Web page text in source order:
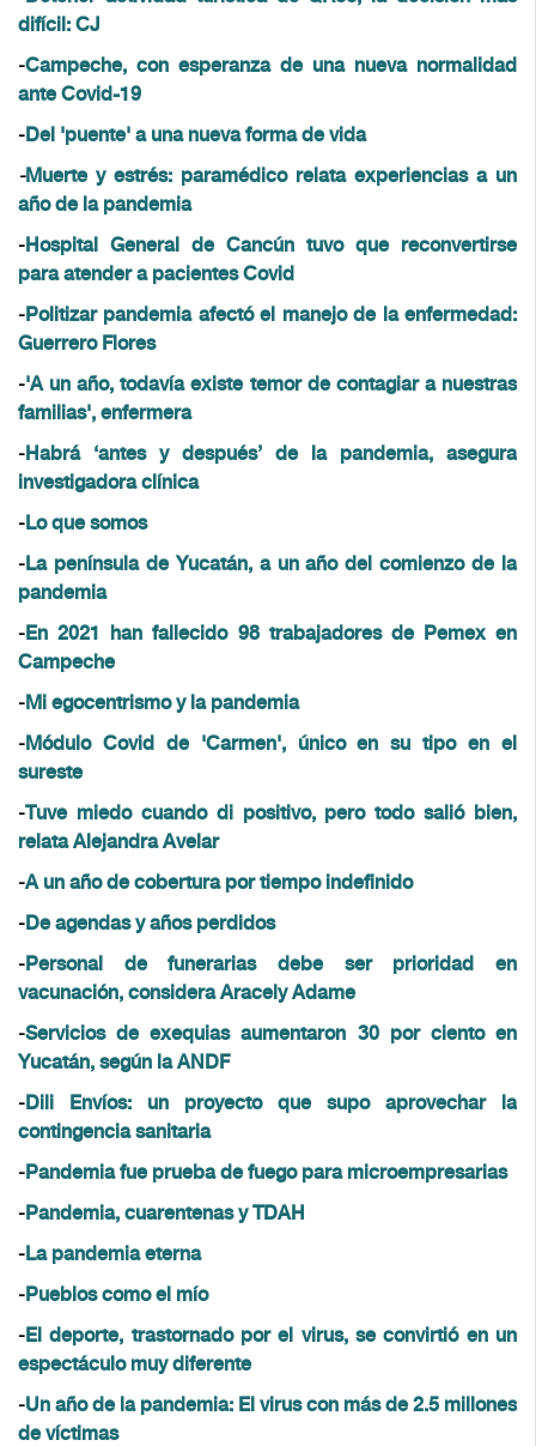
difícil: CJ
-Campeche, con esperanza de una nueva normalidad
ante Covid-19
-Del 'puente' a una nueva forma de vida
-Muerte y estrés: paramédico relata experiencias a un
año de la pandemia
-Hospital General de Cancún tuvo que reconvertirse
para atender a pacientes Covid
-Politizar pandemia afectó el manejo de la enfermedad:
Guerrero Flores
-'A un año, todavía existe temor de contagiar a nuestras
familias', enfermera
-Habrá ‘antes y después’ de la pandemia, asegura
investigadora clínica
-Lo que somos
-La península de Yucatán, a un año del comienzo de la
pandemia
-En 2021 han fallecido 98 trabajadores de Pemex en
Campeche
-Mi egocentrismo y la pandemia
-Módulo Covid de 'Carmen', único en su tipo en el
sureste
-Tuve miedo cuando di positivo, pero todo salió bien,
relata Alejandra Avelar
-A un año de cobertura por tiempo indefinido
-De agendas y años perdidos
-Personal de funerarias debe ser prioridad en
vacunación, considera Aracely Adame
-Servicios de exequias aumentaron 30 por ciento en
Yucatán, según la ANDF
-Dili Envíos: un proyecto que supo aprovechar la
contingencia sanitaria
-Pandemia fue prueba de fuego para microempresarias
-Pandemia, cuarentenas y TDAH
-La pandemia eterna
-Pueblos como el mío
-El deporte, trastornado por el virus, se convirtió en un
espectáculo muy diferente
-Un año de la pandemia: El virus con más de 2.5 millones
de víctimas